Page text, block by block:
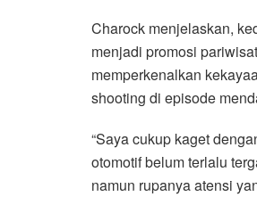
Charock menjelaskan,
menjadi promosi
memperkenalkan
shooting di episode
“Saya cukup kaget
otomotif belum terlalu
namun rupanya atensi